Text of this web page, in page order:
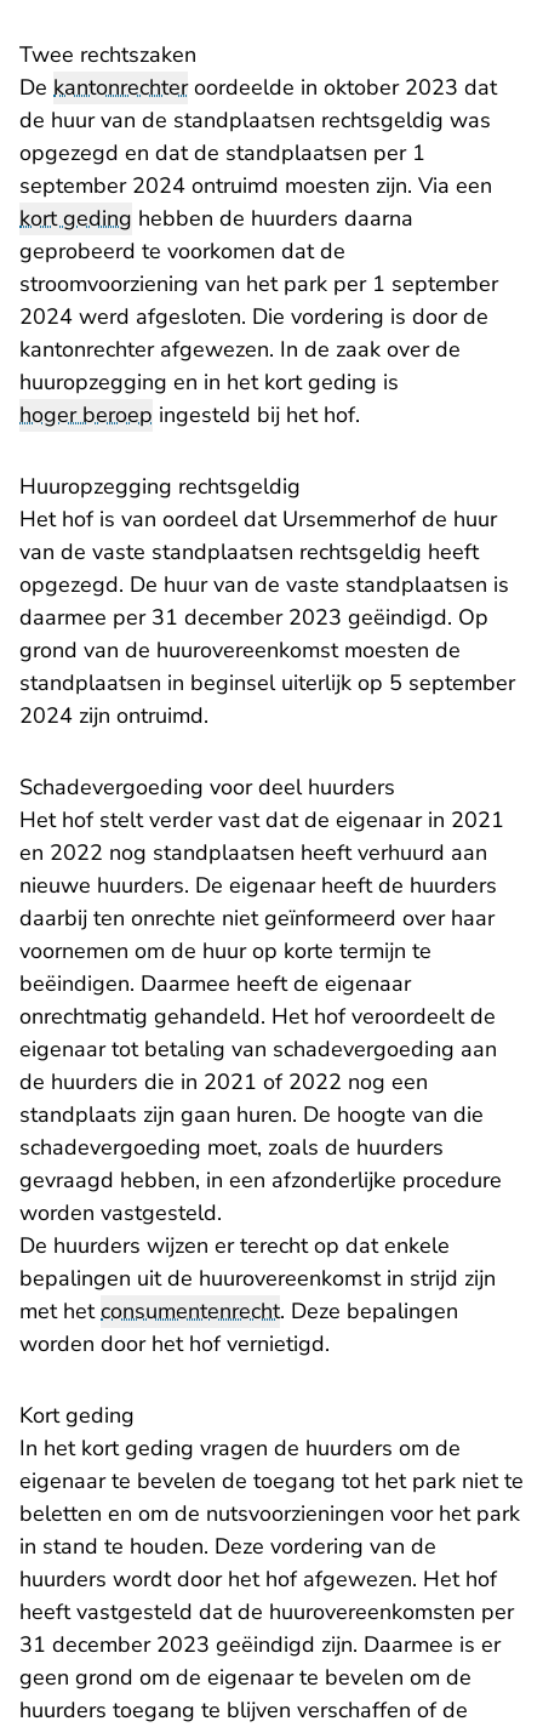
Twee rechtszaken
De kantonrechteroordeelde in oktober 2023 dat
de huur van de standplaatsen rechtsgeldig was
opgezegd en dat de standplaatsen per 1
september 2024 ontruimd moesten zijn. Via een
kort geding hebben de huurders daarna
geprobeerd te voorkomen dat de
stroomvoorziening van het park per 1 september
2024 werd afgesloten. Die vordering is door de
kantonrechter afgewezen. In de zaak over de
huuropzegging en in het kort geding is
hoger beroep ingesteld bij het hof.
Huuropzegging rechtsgeldig
Het hof is van oordeel dat Ursemmerhof de huur
van de vaste standplaatsen rechtsgeldig heeft
opgezegd. De huur van de vaste standplaatsen is
daarmee per 31 december 2023 geëindigd. Op
grond van de huurovereenkomst moesten de
standplaatsen in beginsel uiterlijk op 5 september
2024 zijn ontruimd.
Schadevergoeding voor deel huurders
Het hof stelt verder vast dat de eigenaar in 2021
en 2022 nog standplaatsen heeft verhuurd aan
nieuwe huurders. De eigenaar heeft de huurders
daarbij ten onrechte niet geïnformeerd over haar
voornemen om de huur op korte termijn te
beëindigen. Daarmee heeft de eigenaar
onrechtmatig gehandeld. Het hof veroordeelt de
eigenaar tot betaling van schadevergoeding aan
de huurders die in 2021 of 2022 nog een
standplaats zijn gaan huren. De hoogte van die
schadevergoeding moet, zoals de huurders
gevraagd hebben, in een afzonderlijke procedure
worden vastgesteld.
De huurders wijzen er terecht op dat enkele
bepalingen uit de huurovereenkomst in strijd zijn
met hetconsumentenrecht. Deze bepalingen
worden door het hof vernietigd.
Kort geding
In het kort geding vragen de huurders om de
eigenaar te bevelen de toegang tot het park niet te
beletten en om de nutsvoorzieningen voor het park
in stand te houden. Deze vordering van de
huurders wordt door het hof afgewezen. Het hof
heeft vastgesteld dat de huurovereenkomsten per
31 december 2023 geëindigd zijn. Daarmee is er
geen grond om de eigenaar te bevelen om de
huurders toegang te blijven verschaffen of de